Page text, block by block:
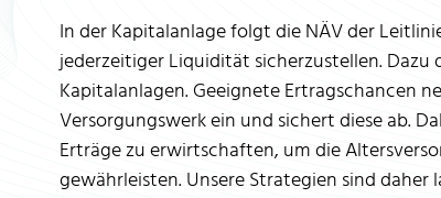
In der Kapitalanlage folgt die NÄV der
jederzeitiger Liquidität sicherzustellen.
Kapitalanlagen. Geeignete Ertragschancen
Versorgungswerk ein und sichert diese ab.
Erträge zu erwirtschaften, um die
gewährleisten. Unsere Strategien sind